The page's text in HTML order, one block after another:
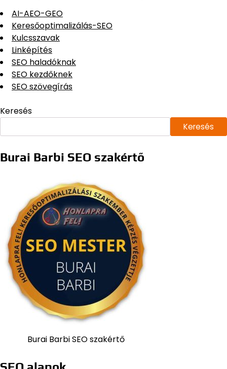
AI-AEO-GEO
Keresőoptimalizálás-SEO
Kulcsszavak
Linképítés
SEO haladóknak
SEO kezdőknek
SEO szövegírás
Keresés
Keresés
Burai Barbi SEO szakértő
Burai Barbi SEO szakértő